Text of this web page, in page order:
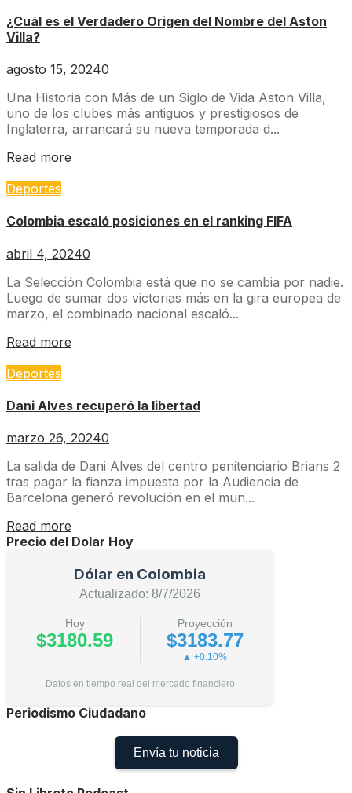
¿Cuál es el Verdadero Origen del Nombre del Aston
Villa?
agosto 15, 20240
Una Historia con Más de un Siglo de Vida Aston Villa,
uno de los clubes más antiguos y prestigiosos de
Inglaterra, arrancará su nueva temporada d...
Read more
Deportes
Colombia escaló posiciones en el ranking FIFA
abril 4, 20240
La Selección Colombia está que no se cambia por nadie.
Luego de sumar dos victorias más en la gira europea de
marzo, el combinado nacional escaló...
Read more
Deportes
Dani Alves recuperó la libertad
marzo 26, 20240
La salida de Dani Alves del centro penitenciario Brians 2
tras pagar la fianza impuesta por la Audiencia de
Barcelona generó revolución en el mun...
Read more
Precio del Dolar Hoy
Dólar en Colombia
Actualizado: 8/7/2026
Hoy
$3180.59
Proyección
$3183.77
▲ +0.10%
Datos en tiempo real del mercado financiero
Periodismo Ciudadano
Envía tu noticia